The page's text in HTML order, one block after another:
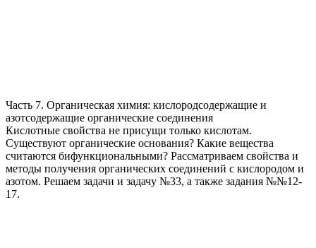
Часть 7. Органическая химия: кислородсодержащие и
азотсодержащие органические соединения
Кислотные свойства не присущи только кислотам.
Существуют органические основания? Какие вещества
считаются бифункциональными? Рассматриваем свойства и
методы получения органических соединений с кислородом и
азотом. Решаем задачи и задачу №33, а также задания №№12-
17.